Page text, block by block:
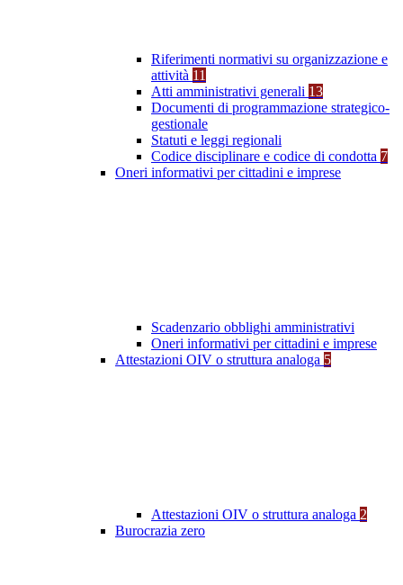
Riferimenti normativi su organizzazione e
attività 11
Atti amministrativi generali 13
Documenti di programmazione strategico-
gestionale
Statuti e leggi regionali
Codice disciplinare e codice di condotta 7
Oneri informativi per cittadini e imprese
Scadenzario obblighi amministrativi
Oneri informativi per cittadini e imprese
Attestazioni OIV o struttura analoga 5
Attestazioni OIV o struttura analoga 2
Burocrazia zero